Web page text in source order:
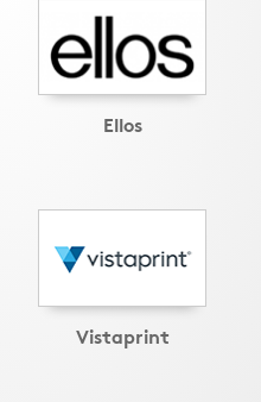
Ellos
Vistaprint